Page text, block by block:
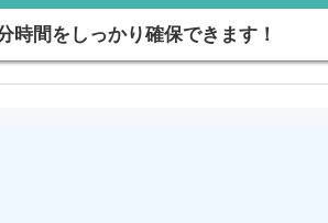
間をしっかり確保できます！